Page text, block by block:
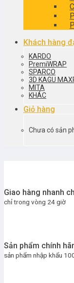
Khách hàng
KARDO
PremiWRAP
SPARCO
3D KAGU
MITA
KHÁC
Giỏ hàng
Chưa có sản
Giao hàng nhanh
chỉ trong vòng 24 giờ
Sản phẩm chính
sản phẩm nhập khẩu